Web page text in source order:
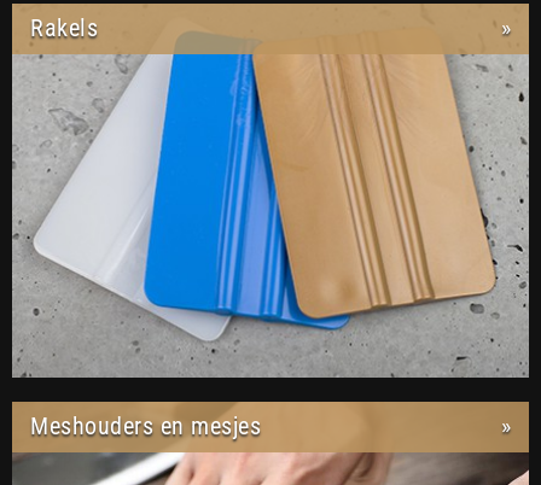
Rakels »
Meshouders en mesjes »